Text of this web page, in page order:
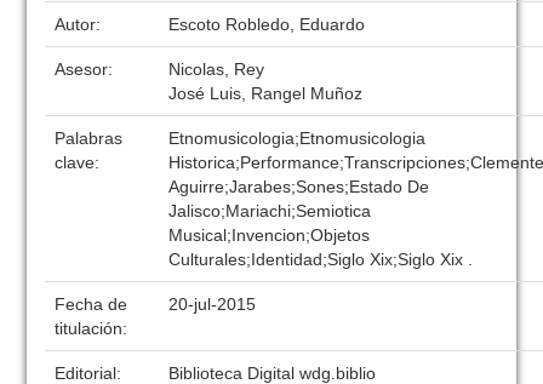
Autor: Escoto Robledo, Eduardo
Asesor:
Nicolas, Rey
José Luis, Rangel Muñoz
Palabras
clave:
Etnomusicologia;Etnomusicologia
Aguirre;Jarabes;Sones;Estado De
Jalisco;Mariachi;Semiotica
Musical;Invencion;Objetos
Culturales;Identidad;Siglo Xix;Siglo Xix .
Fecha de
titulación:
20-jul-2015
Editorial:
Biblioteca Digital wdg.biblio